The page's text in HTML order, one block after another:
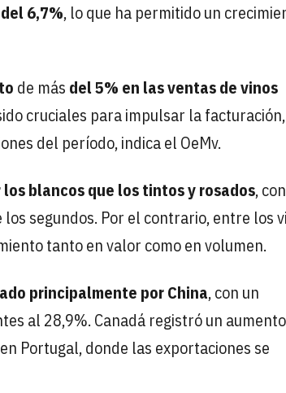
6,7%, lo que ha permitido un
de más del 5% en las ventas de vinos
cruciales para impulsar la
del período, indica el OeMv.
los blancos que los tintos y rosados,
segundos. Por el contrario, entre los
tanto en valor como en volumen.
principalmente por China, con un
al 28,9%. Canadá registró un
Portugal, donde las exportaciones se